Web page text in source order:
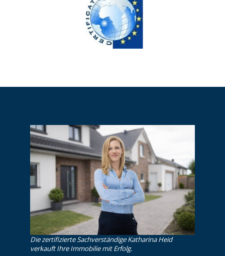
Die zertifizierte Sachverständige Katharina Heid
verkauft Ihre Immobilie mit Erfolg.